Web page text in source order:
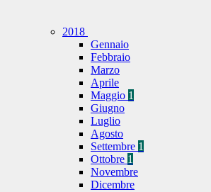
2018
Gennaio
Febbraio
Marzo
Aprile
Maggio 1
Giugno
Luglio
Agosto
Settembre 1
Ottobre 1
Novembre
Dicembre